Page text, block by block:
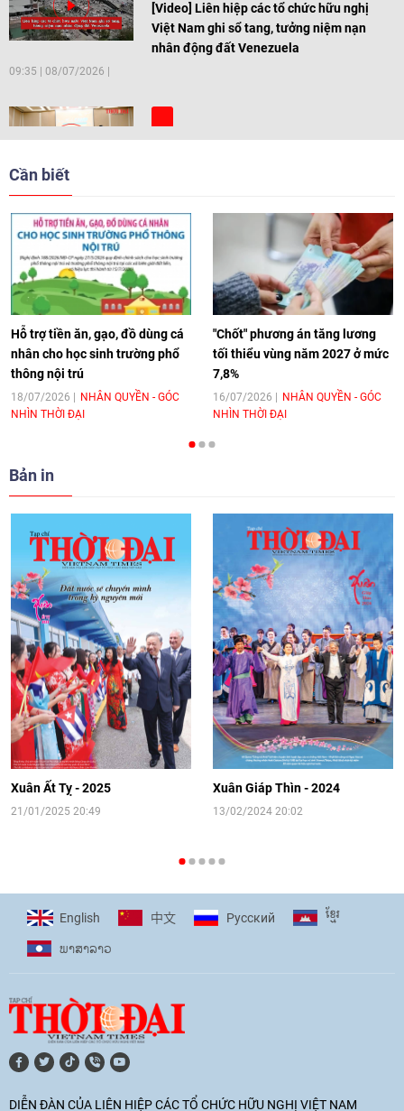
[Video] Liên hiệp các tổ chức hữu nghị
Việt Nam ghi sổ tang, tưởng niệm nạn
nhân động đất Venezuela
09:35 08/07/2026
[Video] Trẻ em Đông Á cùng kiến tạo
[Video] Âm nhạc flamenco gắn kết văn
hoá Việt Nam - Tây Ban Nha
11:10 17/06/2026
[Video] Trao tặng Kỷ niệm chương "Vì
hòa bình, hữu nghị giữa các dân tộc"
cho Đại sứ Hungary tại Việt Nam
[Video] Nhân dân Việt Nam luôn trân
trọng tình cảm của nước Nga
08:02 | 13/06/2026
Video: Cơ hội giao lưu quốc tế cho học
sinh Việt Nam tại trại hè Artek
14:41|12/06/2026
[Video] Đối ngoại nhân dân Thủ đô
hướng tới kết nối hiệu quả nguồn lực
người Việt Nam ở nước ngoài
16:58|10/06/2026
phó với biến đổi khí hậu
17:07|09/06/2026
[Video] Lào dành ưu tiên hàng đầu cho
quan hệ với Việt Nam
11:01 |09/06/2026
Cần biết
Hỗ trợ tiền ăn, gạo, đồ dùng cá
nhân cho học sinh trường phổ
thông nội trú
18/07/2026
NHÂN QUYỀN - GÓC
NHÌN THỜI ĐẠI
"Chốt" phương án tăng lương
tối thiểu vùng năm 2027 ở mức
7,8%
16/07/2026
NHÂN QUYỀN - GÓC
NHÌN THỜI ĐẠI
Bản in
Xuân Ất Tỵ - 2025
21/01/2025 20:49
Xuân Giáp Thìn - 2024
13/02/2024 20:02
English 中文 Pусский ខ្មែរ
ພາ​ສາ​ລາວ
DIỄN ĐÀN CỦA LIÊN HIỆP CÁC TỔ CHỨC HỮU NGHỊ VIỆT NAM